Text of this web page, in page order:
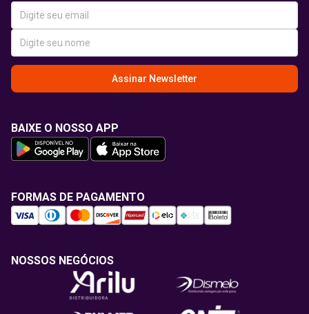
Assinar Newsletter
BAIXE O NOSSO APP
FORMAS DE PAGAMENTO
NOSSOS NEGÓCIOS